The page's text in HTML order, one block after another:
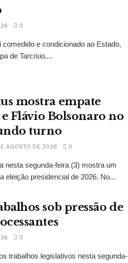
0
e condicionado ao Estado,
de Tarcísio,...
mostra empate
Flávio Bolsonaro no
turno
AGOSTO DE 2026 0
nesta segunda-feira (3) mostra um
eleição presidencial de 2026. No...
sob pressão de
0
trabalhos legislativos nesta segunda-